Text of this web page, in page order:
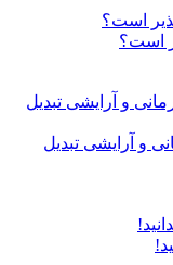
است؟
و آرایشی تبدیل